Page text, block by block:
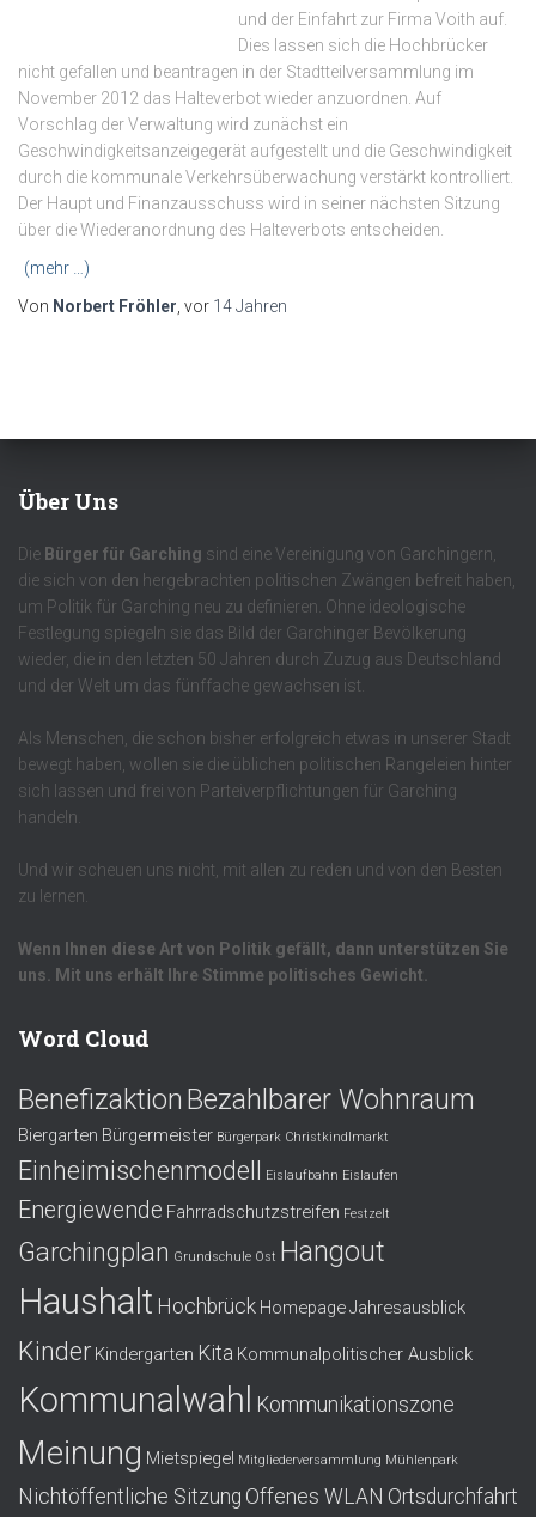
und der Einfahrt zur Firma Voith auf.
Dies lassen sich die Hochbrücker
nicht gefallen und beantragen in der Stadtteilversammlung im
November 2012 das Halteverbot wieder anzuordnen. Auf
Vorschlag der Verwaltung wird zunächst ein
Geschwindigkeitsanzeigegerät aufgestellt und die Geschwindigkeit
durch die kommunale Verkehrsüberwachung verstärkt kontrolliert.
Der Haupt und Finanzausschuss wird in seiner nächsten Sitzung
über die Wiederanordnung des Halteverbots entscheiden.
(mehr …)
Von Norbert Fröhler , vor 14 Jahren
Über Uns
Die Bürger für Garching sind eine Vereinigung von Garchingern,
die sich von den hergebrachten politischen Zwängen befreit haben,
um Politik für Garching neu zu definieren. Ohne ideologische
Festlegung spiegeln sie das Bild der Garchinger Bevölkerung
wieder, die in den letzten 50 Jahren durch Zuzug aus Deutschland
und der Welt um das fünffache gewachsen ist.
Als Menschen, die schon bisher erfolgreich etwas in unserer Stadt
bewegt haben, wollen sie die üblichen politischen Rangeleien hinter
sich lassen und frei von Parteiverpflichtungen für Garching
handeln.
Und wir scheuen uns nicht, mit allen zu reden und von den Besten
zu lernen.
Wenn Ihnen diese Art von Politik gefällt, dann unterstützen Sie
uns. Mit uns erhält Ihre Stimme politisches Gewicht.
Word Cloud
Benefizaktion Bezahlbarer Wohnraum
Biergarten Bürgermeister Bürgerpark Christkindlmarkt
Einheimischenmodell Eislaufbahn Eislaufen
Energiewende Fahrradschutzstreifen Festzelt
Garchingplan Grundschule Ost Hangout
Haushalt Hochbrück HomepageJahresausblick
Kinder Kindergarten Kita Kommunalpolitischer Ausblick
Kommunalwahl Kommunikationszone
Meinung Mietspiegel Mitgliederversammlung Mühlenpark
Nichtöffentliche Sitzung Offenes WLAN Ortsdurchfahrt